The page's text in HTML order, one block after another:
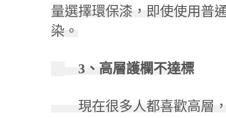
量選擇環保漆，即使使用普
染。
3、高層護欄不達標
現在很多人都喜歡高層，